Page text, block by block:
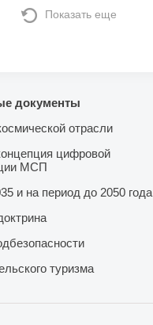
Показать еще
документы
отрасли
цифровой
МСП
и на период до 2050 года
туризма